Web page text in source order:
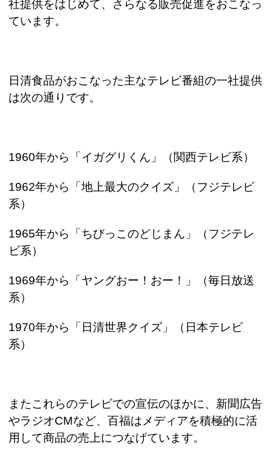
社提供をはじめて、さらなる販売促進をおこなっ
ています。
日清食品がおこなった主なテレビ番組の一社提供
は次の通りです。
1960年から「イガグリくん」（関西テレビ系）
1962年から「地上最大のクイズ」（フジテレビ
系）
1965年から「ちびっこのどじまん」（フジテレ
ビ系）
1969年から「ヤングおー！おー！」（毎日放送
系）
1970年から「日清世界クイズ」（日本テレビ
系）
またこれらのテレビでの宣伝のほかに、新聞広告
やラジオCMなど、百福はメディアを積極的に活
用して商品の売上につなげています。